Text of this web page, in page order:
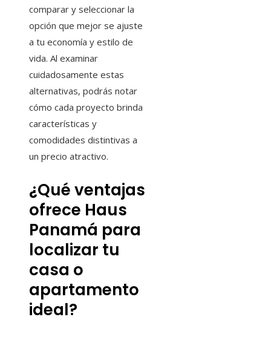
comparar y seleccionar la
opción que mejor se ajuste
a tu economía y estilo de
vida. Al examinar
cuidadosamente estas
alternativas, podrás notar
cómo cada proyecto brinda
características y
comodidades distintivas a
un precio atractivo.
¿Qué ventajas
ofrece Haus
Panamá para
localizar tu
casa o
apartamento
ideal?